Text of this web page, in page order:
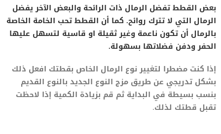
بعض القطط تفضل الرمال ذات الرائحة والبعض الآخر يفضل
الرمال التي لا تترك روائح. كما أن القطط تحب الخامة الخاصة
بالرمال أن تكون ناعمة وغير ثقيلة او قاسية لتسهل عليها
الحفر ودفن فضلاتها بسهولة.
إذا كنت مضطرا لتغيير نوع الرمال الخاص بقطتك افعل ذلك
بشكل تدريجي عن طريق مزج النوع الجديد بالنوع القديم
بنسب بسيطة في البداية ثم قم بزيادة الكمية إذا لاحظت
تقبل قطتك لذلك.